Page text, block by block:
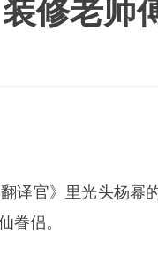
修老师
译官》里光头杨幂
眷侣。